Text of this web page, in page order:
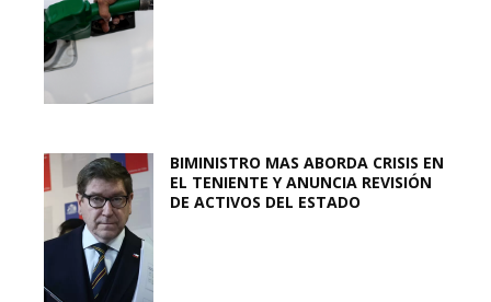
BIMINISTRO MAS ABORDA CRISIS EN
EL TENIENTE Y ANUNCIA REVISIÓN
DE ACTIVOS DEL ESTADO